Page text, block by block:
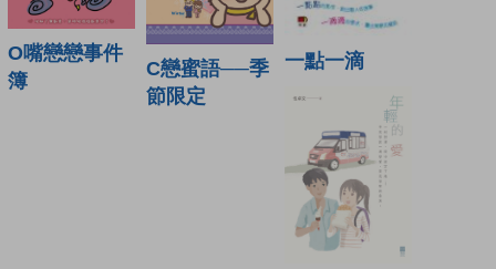
O嘴戀戀事件
簿
C戀蜜語──季
節限定
一點一滴